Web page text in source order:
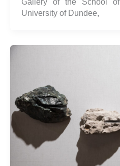
Gallery of the School
University of Dundee,